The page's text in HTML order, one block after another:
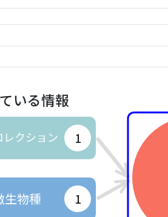
いる情報
レクション 1
生物種 1